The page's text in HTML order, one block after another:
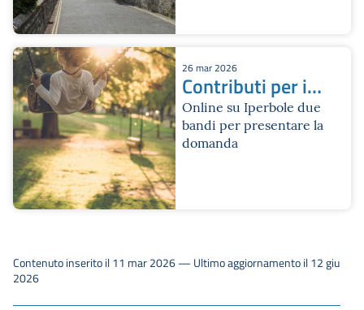
26 mar 2026
Contributi per i
servizi estivi
2026
Online su Iperbole due
bandi per presentare la
domanda
Contenuto inserito il 11 mar 2026 — Ultimo aggiornamento il 12 giu
2026